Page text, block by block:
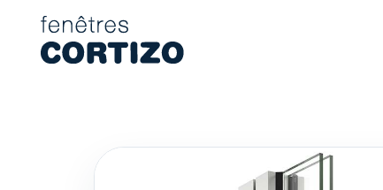
Fenêtres Cortizo est un réseau spécialisé dans les fenêtres
Produits
Conseil